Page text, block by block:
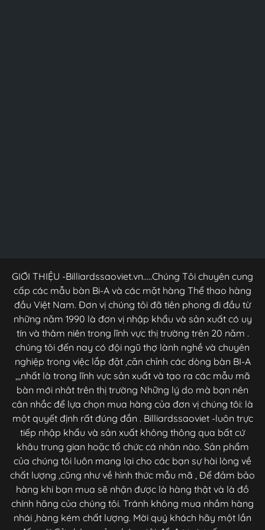
GIỚI THIỆU -Billiardssaoviet.vn.....Chúng Tôi chuyên cung
cấp các mẫu bàn Bi-A và các mặt hàng Thể thao hàng
đầu Việt Nam. Đơn vị chúng tôi đã tiên phong đi đầu từ
những năm 1990 là đơn vị nhập khẩu và sản xuất có uy
tín và thâm niên trong lĩnh vực thị trường trên 20 năm .
chúng tôi đến nay có đội ngũ thợ lành nghề và chuyên
nghiệp trong việc lắp đặt ,căn chỉnh các dòng bàn BI-A
,,,nhất là trong lĩnh vực sản xuất và tạo ra các mẫu mã
bàn mới nhât trên thị trường Những lý do mà bạn nên
cân nhắc để lựa chọn mua hàng của đơn vị chúng tôi: là
một quyết định rất đúng đắn . Billiardssaoviet -luôn trực
tiếp nhập khẩu và sản xuất không thông qua bất cứ
khâu trung gian hoặc tổ chức cá nhân nào. Sản phẩm
của chúng tôi luôn mang lại cho các bạn sự hài lòng về
chất lượng ,cũng như về hình thức mẫu mã , Để đảm bảo
hàng khi bạn mua sẽ nhận được là hàng thật và là đồ
chính hãng của chúng tôi. Tránh không mua nhầm hàng
nhái ,hàng kém chất lượng. Mời quý khách hãy một lần